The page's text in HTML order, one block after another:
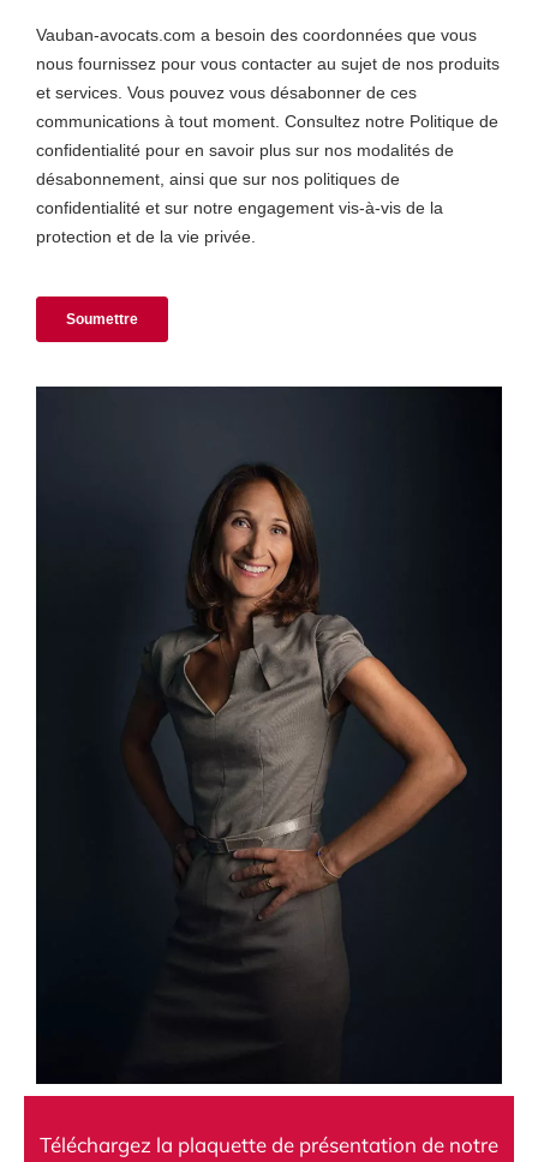
Téléchargez la plaquette de présentation de notre